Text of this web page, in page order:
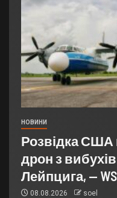
НОВИНИ
Розвідка США
дрон з
Лейпцига, —
08.08.2026 soel